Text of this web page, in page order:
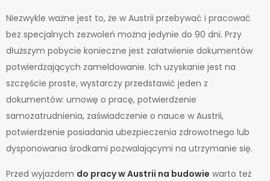
Niezwykle ważne jest to, że w Austrii przebywać i pracować
bez specjalnych zezwoleń można jedynie do 90 dni. Przy
dłuższym pobycie konieczne jest załatwienie dokumentów
potwierdzających zameldowanie. Ich uzyskanie jest na
szczęście proste, wystarczy przedstawić jeden z
dokumentów: umowę o pracę, potwierdzenie
samozatrudnienia, zaświadczenie o nauce w Austrii,
potwierdzenie posiadania ubezpieczenia zdrowotnego lub
dysponowania środkami pozwalającymi na utrzymanie się.
Przed wyjazdem do pracy w Austrii na budowie warto też